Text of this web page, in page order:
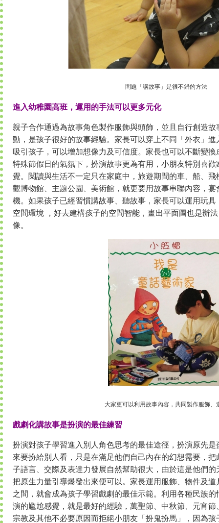
問題「講故事」是很不錯的方法
進入幼稚園高班，運用的手法可以更多元化
親子合作通過為故事角色製作服飾與頭飾，並且自行創造
動，是孩子很好的故事經驗。家長可以穿上不同「外衣」
吸引孩子，可以增加想像力及可信度。家長也可以不斷變
特殊節假日的氣氛下，扮演故事更為有用，小朋友特別喜
覺。閱讀與生活不一定只在家庭中，旅遊期間的車、船、
觀博物館、主題公園、美術館，就更要用故事串聯內容，
機。如果孩子已經習慣講故事、聽故事，家長可以運用玩
空間環境 ，好去建構孩子的空間智能，畫出平面圖也是辦
像。
大家更可以利用故事內容，共同製作服飾、
戲劇化講故事是扮演的最佳練習
扮演對孩子學習進入別人角色思考的最佳途徑，扮演原先
來要扮給別人看，只是在滿足他們自己內在的幻想需要，
子語言、交際及表達力發展自然幫助很大，由於這是他們
把原生力量引導爆發出來便可以。家長運用服飾、物件及
之間，就會成為孩子學習戲劇的最佳示範。利用各種民族
演的尷尬感覺，就是最好的經驗，萬聖節、中秋節、元宵
宗教及其他不必要原因而拒絕小朋友「扮鬼扮馬」，因為